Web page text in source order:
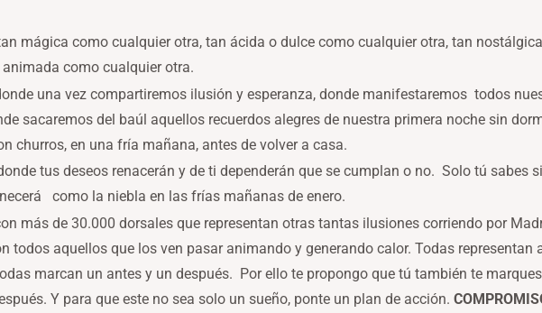
mágica como cualquier otra, tan ácida o dulce como cualquier otra, tan
como cualquier otra.
una vez compartiremos ilusión y esperanza, donde manifestaremos todos
sacaremos del baúl aquellos recuerdos alegres de nuestra primera noche sin
churros, en una fría mañana, antes de volver a casa.
tus deseos renacerán y de ti dependerán que se cumplan o no. Solo tú sabes
como la niebla en las frías mañanas de enero.
más de 30.000 dorsales que representan otras tantas ilusiones corriendo por
todos aquellos que los ven pasar animando y generando calor. Todas representan
marcan un antes y un después. Por ello te propongo que tú también te
Y para que este no sea solo un sueño, ponte un plan de acción.